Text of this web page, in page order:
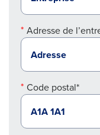
Adresse de
Code postal*